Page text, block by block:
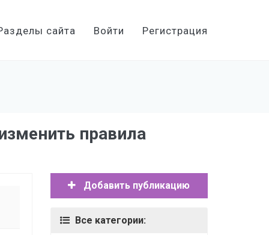
сайта Войти Регистрация
правила
Добавить публикацию
Все категории: